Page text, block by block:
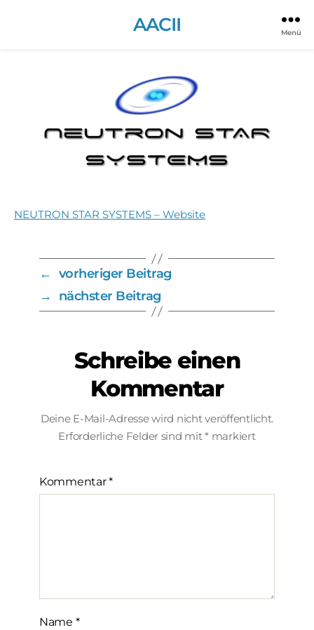
AACII Menü
NEUTRON STAR SYSTEMS – Website
← vorheriger Beitrag
→
nächster Beitrag
Schreibe einen
Kommentar
Deine E-Mail-Adresse wird nicht veröffentlicht.
Erforderliche Felder sind mit* markiert
Kommentar*
Name *